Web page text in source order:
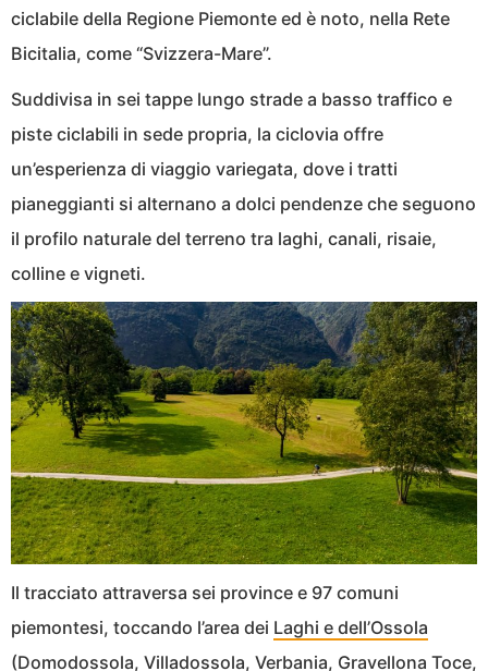
ciclabile della Regione Piemonte ed è noto, nella Rete
Bicitalia, come “Svizzera-Mare”.
Suddivisa in sei tappe lungo strade a basso traffico e
piste ciclabili in sede propria, la ciclovia offre
un’esperienza di viaggio variegata, dove i tratti
pianeggianti si alternano a dolci pendenze che seguono
il profilo naturale del terreno tra laghi, canali, risaie,
colline e vigneti.
Il tracciato attraversa sei province e 97 comuni
piemontesi, toccando l’area dei Laghi e dell’Ossola
(Domodossola, Villadossola, Verbania, Gravellona Toce,